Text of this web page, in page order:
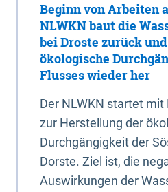
Beginn von Arbeiten
NLWKN baut die
bei Droste zurück
ökologische
Flusses wieder her
Der NLWKN startet
zur Herstellung der
Durchgängigkeit der
Dorste. Ziel ist, die
Auswirkungen der